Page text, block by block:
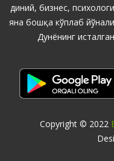
диний, бизнес,
яна бошқа кўплаб
Дунёнинг
Copyright © 2022